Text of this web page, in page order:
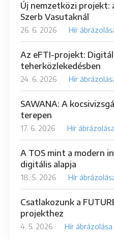
Új nemzetközi projekt:
Szerb Vasutaknál
26. 6. 2026 Hír
Az eFTI-projekt:
teherközlekedésben
24. 6. 2026 Hír
SAWANA: A
terepen
17. 6. 2026 Hír ábrázolása
A TOS mint a modern
digitális alapja
18. 5. 2026 Hír
Csatlakozunk a
projekthez
4. 5. 2026 Hír ábrázolása